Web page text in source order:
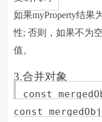
如果myProperty结果
性; 否则，如果不为
值。
3.合并对象
const
const